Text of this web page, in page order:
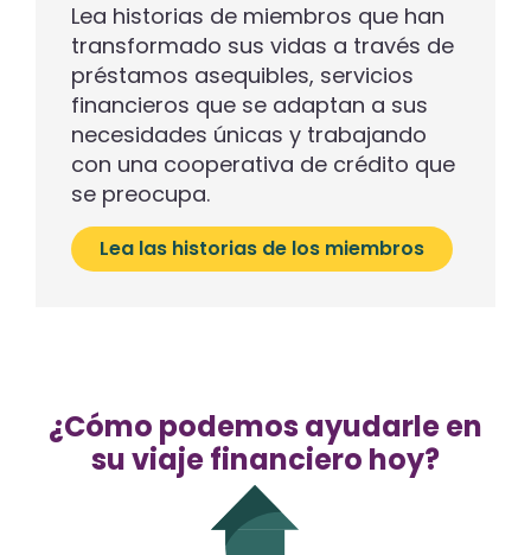
Lea historias de miembros que han
transformado sus vidas a través de
préstamos asequibles, servicios
financieros que se adaptan a sus
necesidades únicas y trabajando
con una cooperativa de crédito que
se preocupa.
Lea las historias de los miembros
¿Cómo podemos ayudarle en
su viaje financiero hoy?